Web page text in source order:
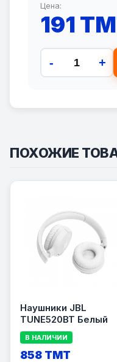
Цена:
191
- +
ПОХОЖИЕ
Наушники JBL
TUNE520BT Белый
В НАЛИЧИИ
858 TMT